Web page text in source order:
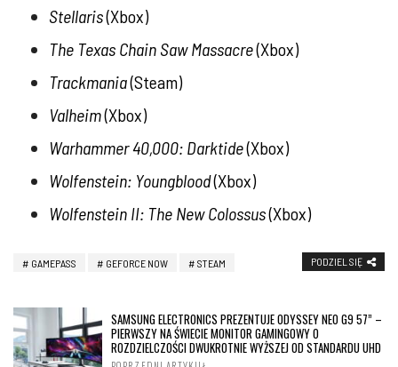
Stellaris(Xbox)
The Texas Chain Saw Massacre(Xbox)
Trackmania(Steam)
Valheim(Xbox)
Warhammer 40,000: Darktide(Xbox)
Wolfenstein: Youngblood(Xbox)
Wolfenstein II: The New Colossus(Xbox)
GAMEPASS GEFORCE NOW STEAM PODZIEL SIĘ
SAMSUNG ELECTRONICS PREZENTUJE ODYSSEY NEO G9 57” –
PIERWSZY NA ŚWIECIE MONITOR GAMINGOWY O
ROZDZIELCZOŚCI DWUKROTNIE WYŻSZEJ OD STANDARDU UHD